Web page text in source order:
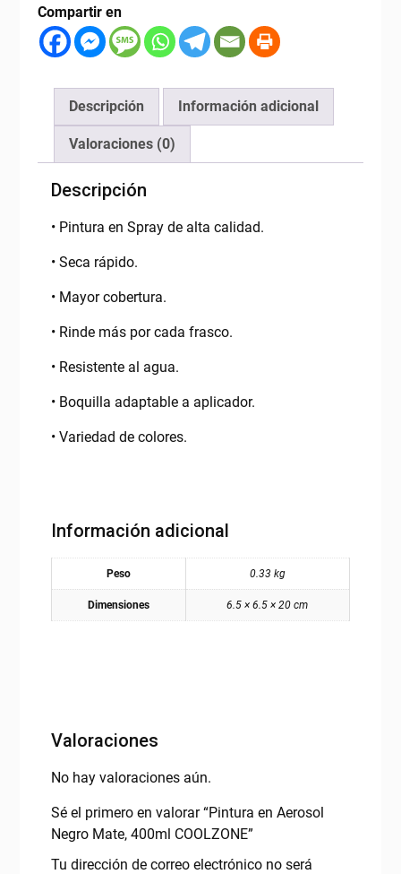
cantidad
Compartir en
Descripción Información adicional
Valoraciones (0)
Descripción
• Pintura en Spray de alta calidad.
• Seca rápido.
• Mayor cobertura.
• Rinde más por cada frasco.
• Resistente al agua.
• Boquilla adaptable a aplicador.
• Variedad de colores.
Información adicional
Peso 0.33 kg
Dimensiones 6.5 × 6.5 × 20 cm
Valoraciones
No hay valoraciones aún.
Sé el primero en valorar “Pintura en Aerosol
Negro Mate, 400ml COOLZONE”
Tu dirección de correo electrónico no será